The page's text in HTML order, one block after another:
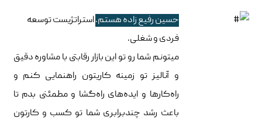
حسین رفیع زاده هستم.استراتژیست توسعه
فردی و شغلی.
میتونم شما رو تو این بازار رقابتی با مشاوره دقیق
و آنالیز تو زمینه کاریتون راهنمایی کنم و
راه‌کارها و ایده‌های راه‌گشا و مطمئنی بدم تا
باعث رشد چندبرابری شما تو کسب و کارتون